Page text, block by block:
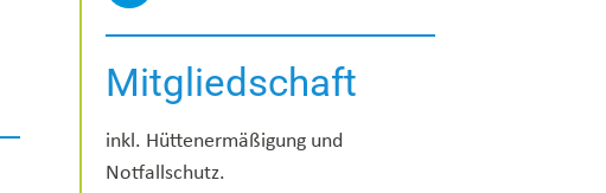
Mitgliedschaft
inkl. Hüttenermäßigung und
Notfallschutz.